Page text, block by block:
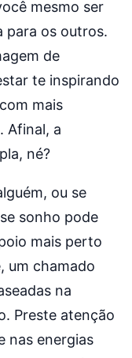
mesmo ser
para os outros.
de
te inspirando
mais
Afinal, a
né?
ou se
sonho pode
mais perto
um chamado
na
Preste atenção
nas energias